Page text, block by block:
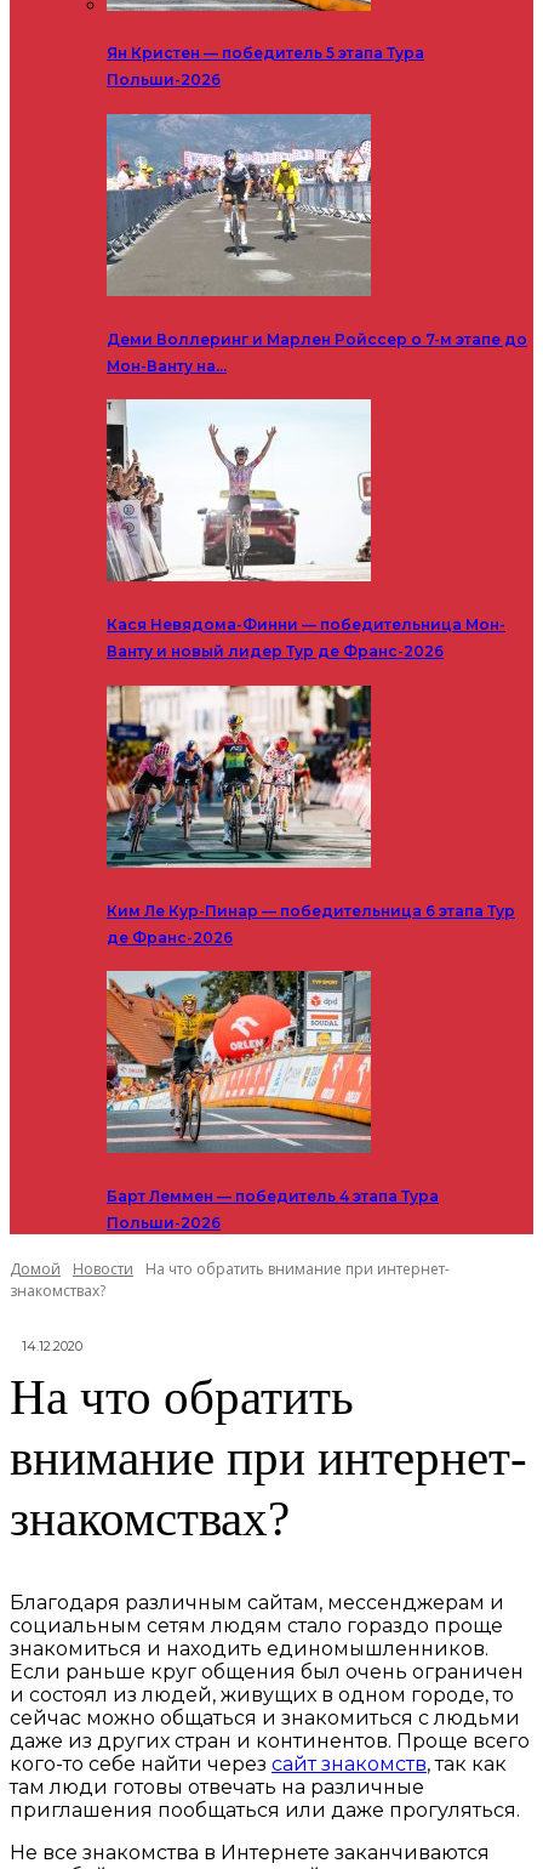
Ян Кристен — победитель 5 этапа Тура
Польши-2026
Деми Воллеринг и Марлен Ройссер о 7-м этапе до
Мон-Ванту на…
Кася Невядома-Финни — победительница Мон-
Ванту и новый лидер Тур де Франс-2026
Ким Ле Кур-Пинар — победительница 6 этапа Тур
де Франс-2026
Барт Леммен — победитель 4 этапа Тура
Польши-2026
Домой Новости
На что обратить внимание при интернет-
знакомствах?
14.12.2020
На что обратить
внимание при интернет-
знакомствах?
Благодаря различным сайтам, мессенджерам и
социальным сетям людям стало гораздо проще
знакомиться и находить единомышленников.
Если раньше круг общения был очень ограничен
и состоял из людей, живущих в одном городе, то
сейчас можно общаться и знакомиться с людьми
даже из других стран и континентов. Проще всего
кого-то себе найти через сайт знакомств, так как
там люди готовы отвечать на различные
приглашения пообщаться или даже прогуляться.
Не все знакомства в Интернете заканчиваются